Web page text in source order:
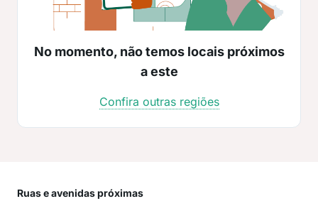
No momento, não temos locais próximos
a este
Confira outras regiões
Ruas e avenidas próximas